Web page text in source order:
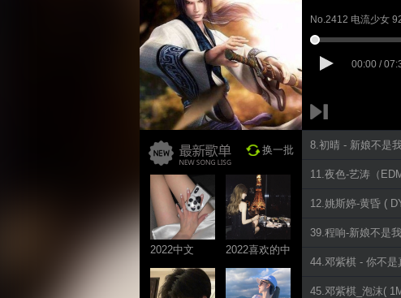
No.2412 电流少女
00:00 /
换一批
2022中文
ProgHouse歌
曲
2022喜欢的中
文DJ舞曲
8.初晴 - 新娘不是
11.夜色-艺涛（
12.姚斯婷-黄昏 (
39.程响-新娘不是
44.邓紫棋 - 你不
45.邓紫棋_泡沫(